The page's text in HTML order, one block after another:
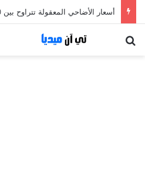
أسعار الأضاحي المعقولة تتراوح بين 1300 و1700 دينار